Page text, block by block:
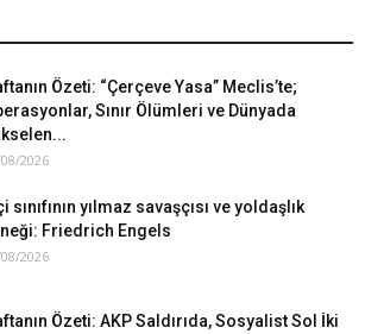
Özeti: “Çerçeve Yasa” Meclis’te;
Sınır Ölümleri ve Dünyada
2026
sınıfının yılmaz savaşçısı ve yoldaşlık
Friedrich Engels
2026
Özeti: AKP Saldırıda, Sosyalist Sol İki